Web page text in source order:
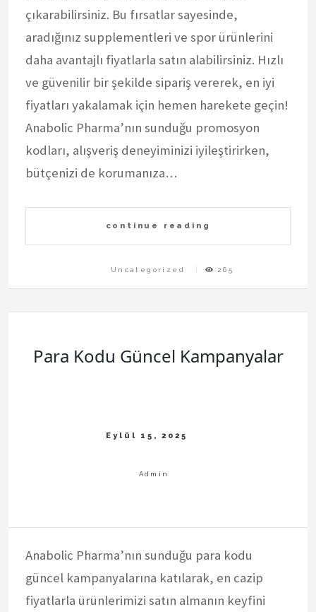
çıkarabilirsiniz. Bu fırsatlar sayesinde,
aradığınız supplementleri ve spor ürünlerini
daha avantajlı fiyatlarla satın alabilirsiniz. Hızlı
ve güvenilir bir şekilde sipariş vererek, en iyi
fiyatları yakalamak için hemen harekete geçin!
Anabolic Pharma’nın sunduğu promosyon
kodları, alışveriş deneyiminizi iyileştirirken,
bütçenizi de korumanıza…
continue reading
Uncategorized 265
Para Kodu Güncel Kampanyalar
Anabolic Pharma’nın sunduğu para kodu
güncel kampanyalarına katılarak, en cazip
fiyatlarla ürünlerimizi satın almanın keyfini